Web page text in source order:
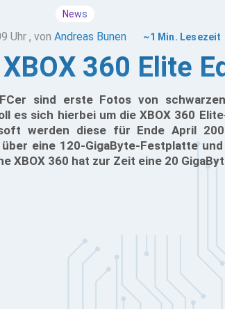
News
Uhr , vonAndreas Bunen ~1 Min. Lesezeit
360 Elite
sind erste Fotos von
es sich hierbei um die XBOX 360
werden diese für Ende April
eine 120-GigaByte-Festplatte
XBOX 360 hat zur Zeit eine 20